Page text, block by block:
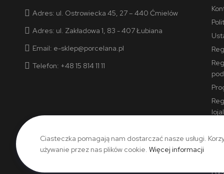
Adres: ul. Ostrowiecka 45, 27 – 440 Ćmielów
Adres: ul. Zakładowa 1, 83 - 407 Łubiana
Email: e-sklep@porcelana.pl
Telefon: +48 15 814 11 11
Ciasteczka pomagają nam dostarczać nasze usługi.
używanie przez nas plików cookie. Więcej informacji